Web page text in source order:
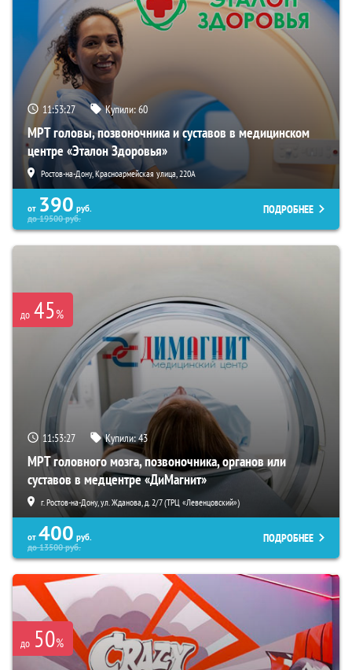
11:53:26 Купили:60
МРТ головы, позвоночника и суставов в медицинском
центре «Эталон Здоровья»
Ростов-на-Дону, Красноармейская улица, 220А
от 390 руб.
до19500руб.
ПОДРОБНЕЕ
до 45%
11:53:26 Купили:43
МРТ головного мозга, позвоночника, органов или
суставов в медцентре «ДиМагнит»
г. Ростов-на-Дону, ул. Жданова, д. 2/7 (ТРЦ «Левенцовский»)
от 400 руб.
до13500руб.
ПОДРОБНЕЕ
до 50%